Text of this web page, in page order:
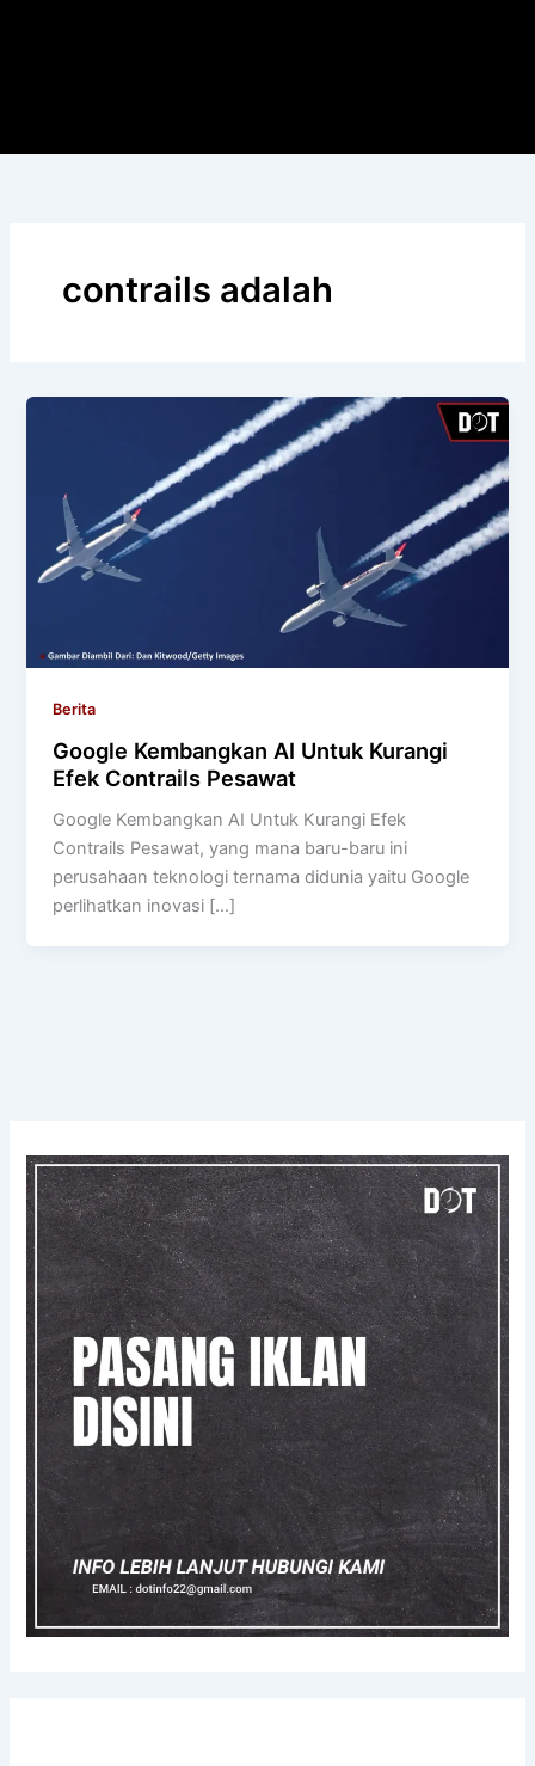
contrails adalah
Berita
Google Kembangkan AI Untuk Kurangi
Efek Contrails Pesawat
Google Kembangkan AI Untuk Kurangi Efek
Contrails Pesawat, yang mana baru-baru ini
perusahaan teknologi ternama didunia yaitu Google
perlihatkan inovasi […]